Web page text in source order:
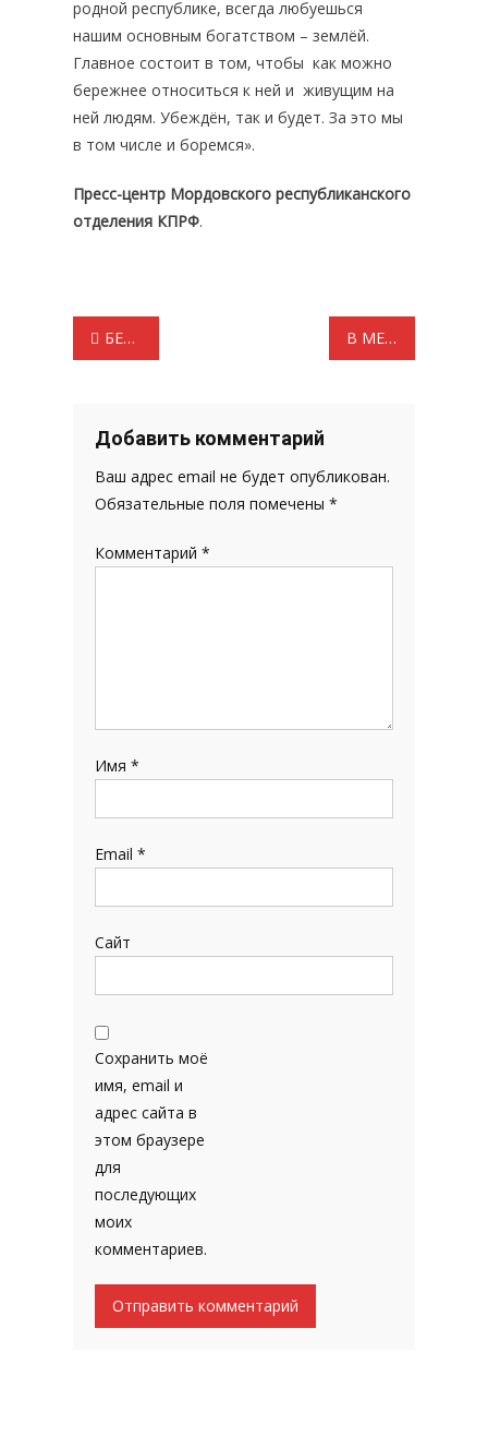
родной республике, всегда любуешься
нашим основным богатством – землёй.
Главное состоит в том, чтобы как можно
бережнее относиться к ней и живущим на
ней людям. Убеждён, так и будет. За это мы
в том числе и боремся».
Пресс-центр Мордовского республиканского
отделения КПРФ.
Навигация
записям
БЕЗ СРОКА ДАВНОСТИ В МЕСТНЫХ ОТДЕЛЕНИЯХ КПРФ ПОДВОДЯТ ИТОГИ РАБОТЫ И ВЫБИРАЮТ НОВОЕ РУКОВОДСТВО
Добавить комментарий
Ваш адрес email не будет опубликован.
Обязательные поля помечены*
Комментарий*
Имя*
Email*
Сайт
Сохранить моё
имя, email и
адрес сайта в
этом браузере
для
последующих
моих
комментариев.